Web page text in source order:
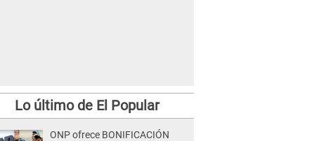
Lo último de El Popular
ONP ofrece BONIFICACIÓN